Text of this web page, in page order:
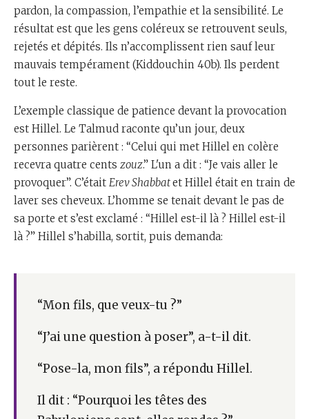
pardon, la compassion, l’empathie et la sensibilité. Le
résultat est que les gens coléreux se retrouvent seuls,
rejetés et dépités. Ils n’accomplissent rien sauf leur
mauvais tempérament (Kiddouchin 40b). Ils perdent
tout le reste.
L’exemple classique de patience devant la provocation
est Hillel. Le Talmud raconte qu’un jour, deux
personnes parièrent : “Celui qui met Hillel en colère
recevra quatre cents zouz.” L'un a dit : “Je vais aller le
provoquer”. C’était Erev Shabbatet Hillel était en train de
laver ses cheveux. L’homme se tenait devant le pas de
sa porte et s’est exclamé : “Hillel est-il là ? Hillel est-il
là ?” Hillel s’habilla, sortit, puis demanda:
“Mon fils, que veux-tu ?”
“J’ai une question à poser”, a-t-il dit.
“Pose-la, mon fils”, a répondu Hillel.
Il dit : “Pourquoi les têtes des